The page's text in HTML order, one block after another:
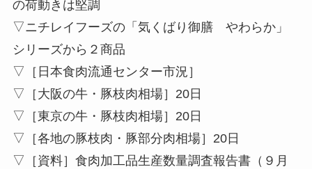
の荷動きは堅調
▽ニチレイフーズの「気くばり御膳 やわらか」
シリーズから２商品
▽［日本食肉流通センター市況］
▽［大阪の牛・豚枝肉相場］20日
▽［東京の牛・豚枝肉相場］20日
▽［各地の豚枝肉・豚部分肉相場］20日
▽［資料］食肉加工品生産数量調査報告書（９月